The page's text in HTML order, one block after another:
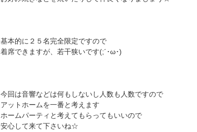
基本的に２５名完全限定ですので
着席できますが、若干狭いです(;´･ω･)
今回は音響などは何もしないし人数も人数ですので
アットホームを一番と考えます
ホームパーティと考えてもらってもいいので
安心して来て下さいね☆